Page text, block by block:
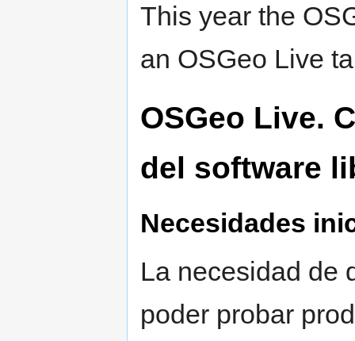
This year the
an OSGeo Live
OSGeo Live.
del software
Necesidades
La necesidad de
poder probar